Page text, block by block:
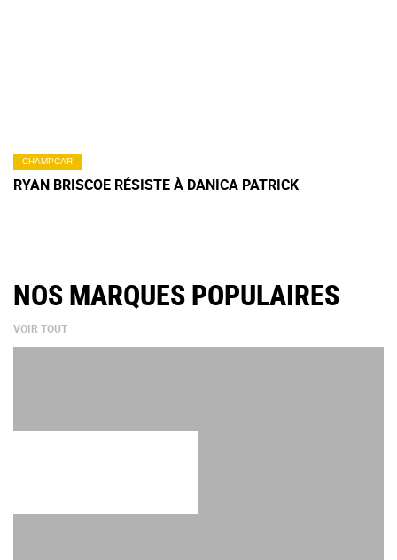
CHAMPCAR
RYAN BRISCOE RÉSISTE À DANICA PATRICK
NOS MARQUES POPULAIRES
VOIR TOUT